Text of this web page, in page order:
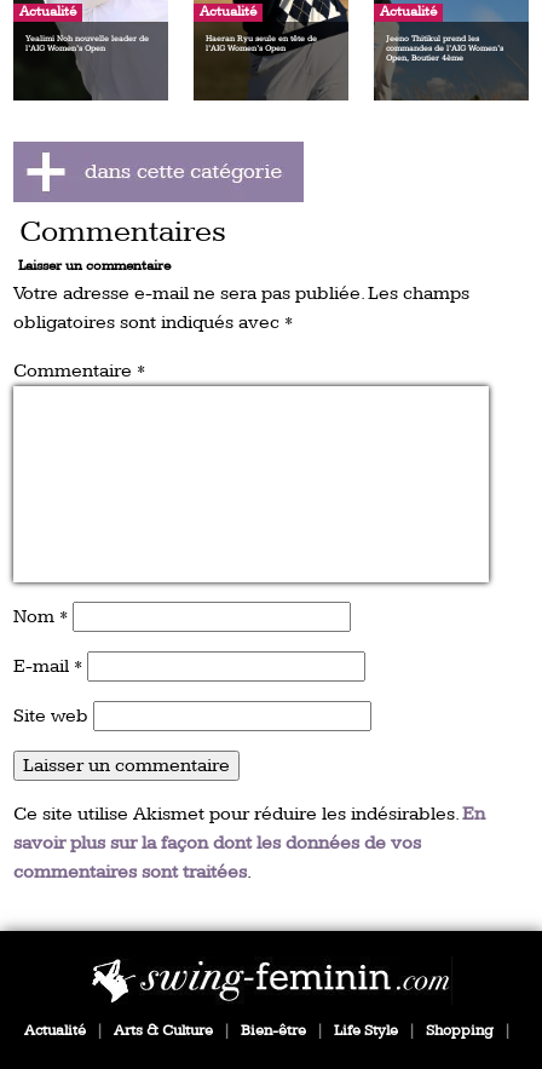
Actualité
Yealimi Noh nouvelle leader de
l’AIG Women’s Open
Actualité
Haeran Ryu seule en tête de
l’AIG Women’s Open
Actualité
Jeeno Thitikul prend les
commandes de l’AIG Women’s
Open, Boutier 4ème
Commentaires
Laisser un commentaire
Votre adresse e-mail ne sera pas publiée.Les champs
obligatoires sont indiqués avec *
Commentaire *
Nom *
E-mail *
Site web
Ce site utilise Akismet pour réduire les indésirables.En
savoir plus sur la façon dont les données de vos
commentaires sont traitées.
Actualité | Arts & Culture | Bien-être | Life Style | Shopping |